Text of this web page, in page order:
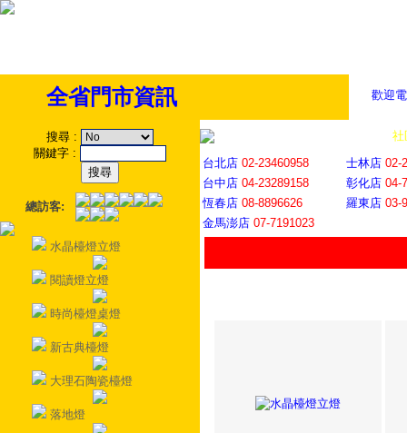
歡迎
全省門市資訊
搜尋 :
關鍵字 :
總訪客:
水晶檯燈立燈
閱讀燈立燈
時尚檯燈桌燈
新古典檯燈
大理石陶瓷檯燈
落地燈
社
台北店 02-23460958 士林店 02-
台中店 04-23289158 彰化店 04-
恆春店 08-8896626 羅東店 03-
金馬澎店 07-7191023